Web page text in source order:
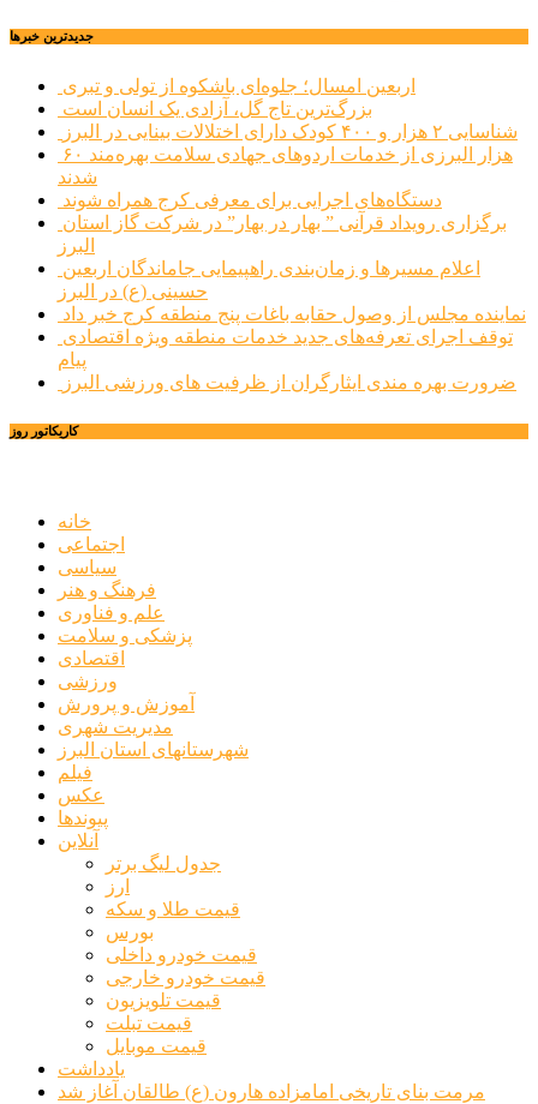
جديدترين خبرها
اربعین امسال؛ جلوه‌ای باشکوه از تولی و تبری
بزرگ‌ترین تاج گل، آزادی یک انسان است
شناسایی ۲ هزار و ۴۰۰ کودک دارای اختلالات بینایی در البرز
۶۰ هزار البرزی از خدمات اردوهای جهادی سلامت بهره‌مند
شدند
دستگاه‌های اجرایی برای معرفی کرج همراه شوند
البرز
حسینی (ع) در البرز
نماینده مجلس از وصول حقابه باغات پنج منطقه کرج خبر داد
پیام
ضرورت بهره مندی ایثارگران از ظرفیت های ورزشی البرز
کاریکاتور روز
خانه
اجتماعی
سیاسی
فرهنگ و هنر
علم و فناوری
پزشکی و سلامت
اقتصادی
ورزشی
آموزش و پرورش
مدیریت شهری
شهرستانهای استان البرز
فیلم
عکس
پیوندها
آنلاین
جدول لیگ برتر
ارز
قیمت طلا و سکه
بورس
قیمت خودرو داخلی
قیمت خودرو خارجی
قیمت تلویزیون
قیمت تبلت
قیمت موبایل
یادداشت
مرمت بنای تاریخی امامزاده هارون (ع) طالقان آغاز شد